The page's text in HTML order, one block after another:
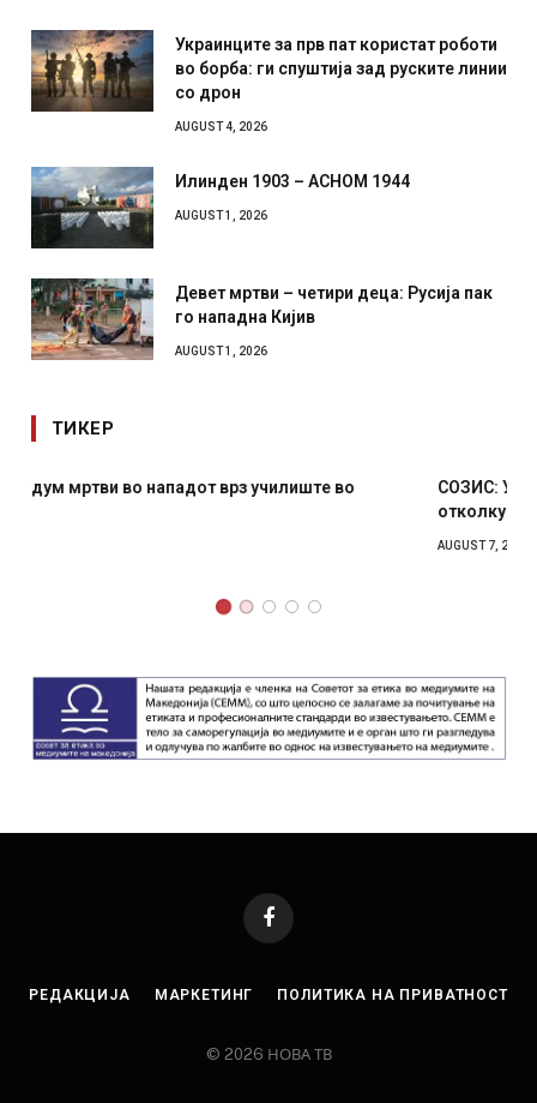
Украинците за прв пат користат роботи
во борба: ги спуштија зад руските линии
со дрон
AUGUST 4, 2026
Илинден 1903 – АСНОМ 1944
AUGUST 1, 2026
Девет мртви – четири деца: Русија пак
го нападна Кијив
AUGUST 1, 2026
ТИКЕР
СОЗИС: Украинците повеќе им веруваат на генералите
Facebook
РЕДАКЦИЈА МАРКЕТИНГ ПОЛИТИКА НА ПРИВАТНОСТ
© 2026 НОВА ТВ